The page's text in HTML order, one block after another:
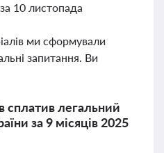
10 листопада
ми сформували
запитання. Ви
сплатив легальний
за 9 місяців 2025